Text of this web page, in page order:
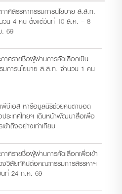
กาศสรรหากรรมการนโยบาย ส.ส.ท.
วน 4 คน ตั้งแต่วันที่ 10 ส.ค. – 8
69
กาศรายชื่อผู้ผ่านการคัดเลือกเป็น
มการนโยบาย ส.ส.ท. จำนวน 1 คน
พีบีเอส หารือมูลนิธิช่วยคนตาบอด
ประเทศไทยฯ เดินหน้าพัฒนาสื่อเพื่อ
ข้าถึงอย่างเท่าเทียม
กาศรายชื่อผู้ผ่านการคัดเลือกเพื่อเข้า
งวิสัยทัศน์ต่อคณะกรรมการสรรหาฯ
นที่ 24 ก.ค. 69